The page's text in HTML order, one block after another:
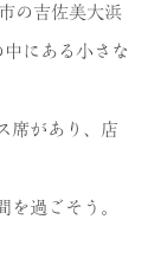
の吉佐美大浜
にある小さな
席があり、店
を過ごそう。